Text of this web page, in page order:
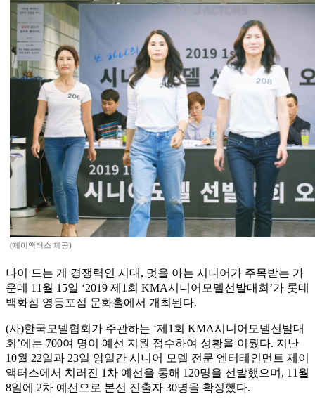
(제이액터스 제공)
나이 드는 게 경쟁력인 시대, 멋을 아는 시니어가 주목받는 가
운데 11월 15일 ‘2019 제1회 KMA시니어모델선발대회’가 롯데
백화점 영등포점 문화홀에서 개최된다.
(사)한국모델협회가 주관하는 ‘제1회 KMA시니어모델선발대
회’에는 700여 명이 예선 지원 접수하여 성황을 이뤘다. 지난
10월 22일과 23일 양일간 시니어 모델 전문 엔터테인먼트 제이
액터스에서 치러진 1차 예선을 통해 120명을 선발했으며, 11월
8일에 2차 예선으로 본선 진출자 30명을 확정했다.